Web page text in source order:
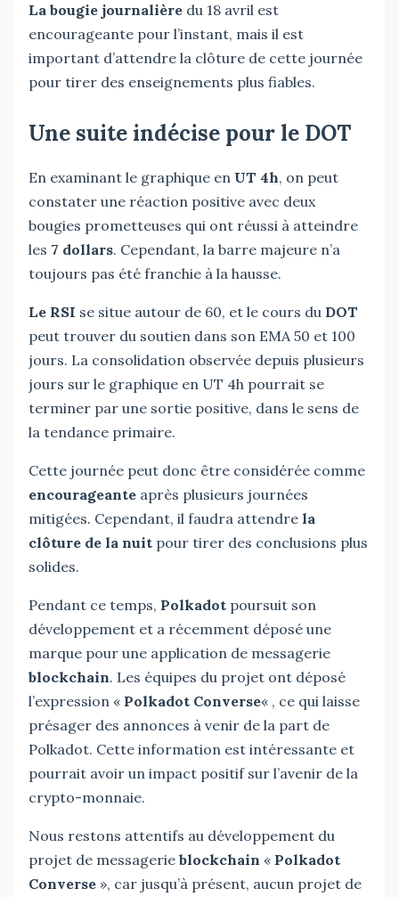
La bougie journalière du 18 avril est
encourageante pour l’instant, mais il est
important d’attendre la clôture de cette journée
pour tirer des enseignements plus fiables.
Une suite indécise pour le DOT
En examinant le graphique en UT 4h, on peut
constater une réaction positive avec deux
bougies prometteuses qui ont réussi à atteindre
les 7 dollars. Cependant, la barre majeure n’a
toujours pas été franchie à la hausse.
Le RSI se situe autour de 60, et le cours du DOT
peut trouver du soutien dans son EMA 50 et 100
jours. La consolidation observée depuis plusieurs
jours sur le graphique en UT 4h pourrait se
terminer par une sortie positive, dans le sens de
la tendance primaire.
Cette journée peut donc être considérée comme
encourageante après plusieurs journées
mitigées. Cependant, il faudra attendre la
clôture de la nuit pour tirer des conclusions plus
solides.
Pendant ce temps, Polkadot poursuit son
développement et a récemment déposé une
marque pour une application de messagerie
blockchain. Les équipes du projet ont déposé
l’expression « Polkadot Converse« , ce qui laisse
présager des annonces à venir de la part de
Polkadot. Cette information est intéressante et
pourrait avoir un impact positif sur l’avenir de la
crypto-monnaie.
Nous restons attentifs au développement du
projet de messagerie blockchain « Polkadot
Converse », car jusqu’à présent, aucun projet de